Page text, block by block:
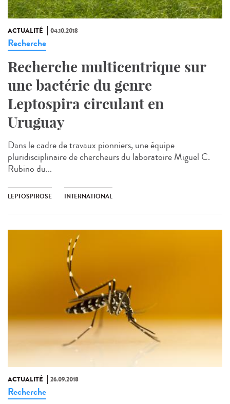
ACTUALITÉ 04.10.2018
Recherche
Recherche multicentrique sur
une bactérie du genre
Leptospira circulant en
Uruguay
Dans le cadre de travaux pionniers, une équipe
pluridisciplinaire de chercheurs du laboratoire Miguel C.
Rubino du...
LEPTOSPIROSE INTERNATIONAL
ACTUALITÉ 26.09.2018
Recherche